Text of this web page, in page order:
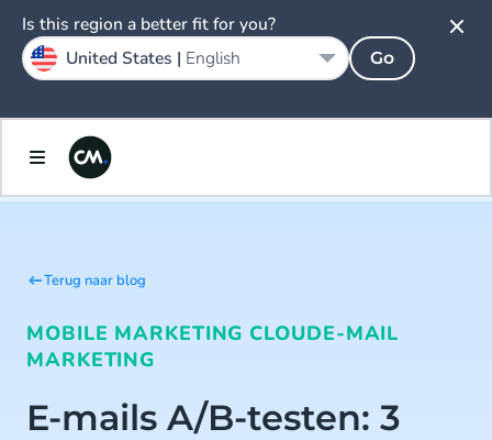
Terug naar blog
MOBILE MARKETING CLOUDE-MAIL
MARKETING
E-mails A/B-testen: 3
Is this region a better fit for you?
United States | English Go